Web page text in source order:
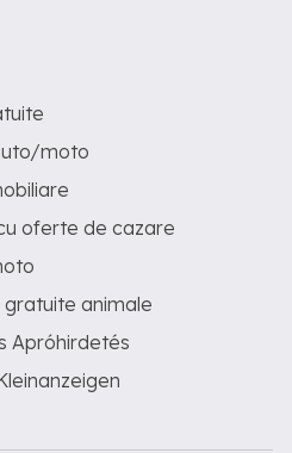
moto
oferte de cazare
gratuite animale
Apróhirdetés